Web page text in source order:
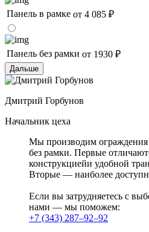
Панель в рамке от 4 085 ₽
Панель без рамки от 1930 ₽
Дальше
Дмитрий Горбунов
Начальник цеха
Мы производим ограждения
без рамки. Первые
конструкциейи удобной
Вторые — наиболее
Если вы затрудняетесь с
нами — мы поможем:
+7 (343) 287–92–92